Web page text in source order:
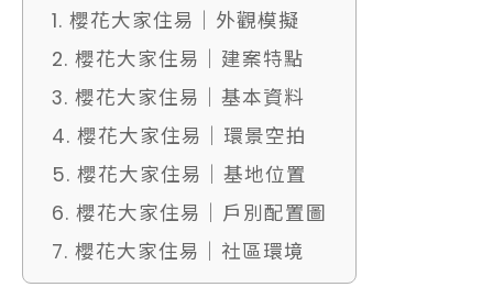
1. 櫻花大家住易｜外觀模擬
2. 櫻花大家住易｜建案特點
3. 櫻花大家住易｜基本資料
4. 櫻花大家住易｜環景空拍
5. 櫻花大家住易｜基地位置
6. 櫻花大家住易｜戶別配置圖
7. 櫻花大家住易｜社區環境